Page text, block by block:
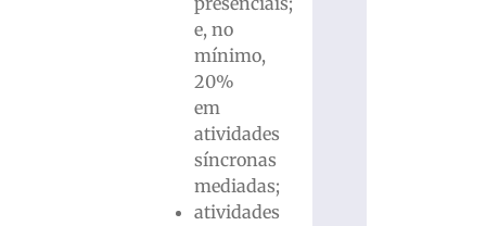
e, no
mínimo,
20%
em
atividades
síncronas
mediadas;
atividades